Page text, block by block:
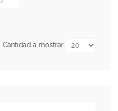
Cantidad a mostrar